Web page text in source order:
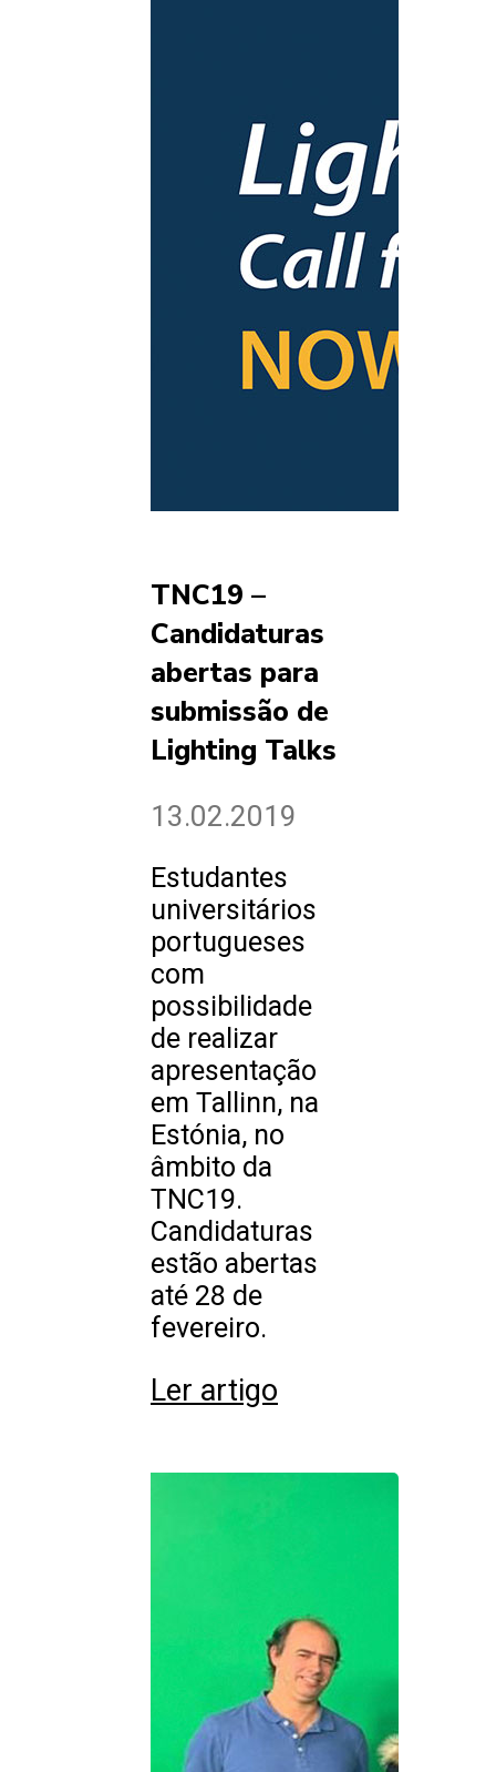
TNC19 –
Candidaturas
abertas para
submissão de
Lighting Talks
13.02.2019
Estudantes
universitários
portugueses
com
possibilidade
de realizar
apresentação
em Tallinn, na
Estónia, no
âmbito da
TNC19.
Candidaturas
estão abertas
até 28 de
fevereiro.
Ler artigo